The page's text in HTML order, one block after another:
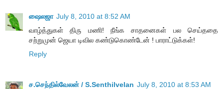
ஷைலஜா July 8, 2010 at 8:52 AM
வாழ்த்துகள் திரு மணி! நீங்க சாதனைகள் பல செய்ததை
சற்றுமுன் ஜெயா டிவில கண்டுகொண்டேன் ! பாராட்டுக்கள்!
Reply
ச.செந்தில்வேலன் / S.Senthilvelan July 8, 2010 at 8:53 AM